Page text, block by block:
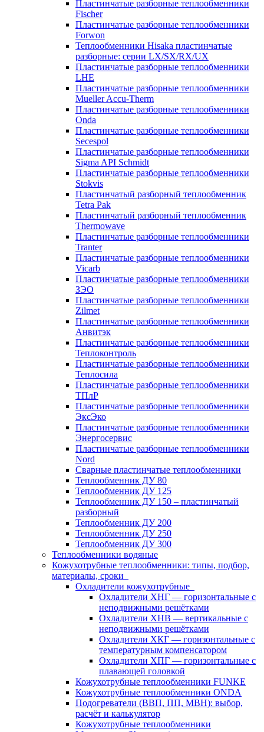
Пластинчатые разборные теплообменники
Fischer
Пластинчатые разборные теплообменники
Forwon
Теплообменники Hisaka пластинчатые
разборные: серии LX/SX/RX/UX
Пластинчатые разборные теплообменники
LHE
Пластинчатые разборные теплообменники
Mueller Accu-Therm
Пластинчатые разборные теплообменники
Onda
Пластинчатые разборные теплообменники
Secespol
Пластинчатые разборные теплообменники
Sigma API Schmidt
Пластинчатые разборные теплообменники
Stokvis
Пластинчатый разборный теплообменник
Tetra Pak
Пластинчатый разборный теплообменник
Thermowave
Пластинчатые разборные теплообменники
Tranter
Пластинчатые разборные теплообменники
Vicarb
Пластинчатые разборные теплообменники
ЗЭО
Пластинчатые разборные теплообменники
Zilmet
Пластинчатые разборные теплообменники
Анвитэк
Пластинчатые разборные теплообменники
Теплоконтроль
Пластинчатые разборные теплообменники
Теплосила
Пластинчатые разборные теплообменники
ТПлР
Пластинчатые разборные теплообменники
ЭксЭко
Пластинчатые разборные теплообменники
Энергосервис
Пластинчатые разборные теплообменники
Nord
Сварные пластинчатые теплообменники
Теплообменник ДУ 80
Теплообменник ДУ 125
Теплообменник ДУ 150 – пластинчатый
разборный
Теплообменник ДУ 200
Теплообменник ДУ 250
Теплообменник ДУ 300
Теплообменники водяные
Кожухотрубные теплообменники: типы, подбор,
материалы, сроки
Охладители кожухотрубные
Охладители ХНГ — горизонтальные с
неподвижными решётками
Охладители ХНВ — вертикальные с
неподвижными решётками
Охладители ХКГ — горизонтальные с
температурным компенсатором
Охладители ХПГ — горизонтальные с
плавающей головкой
Кожухотрубные теплообменники FUNKE
Кожухотрубные теплообменники ONDA
Подогреватели (ВВП, ПП, МВН): выбор,
расчёт и калькулятор
Кожухотрубные теплообменники